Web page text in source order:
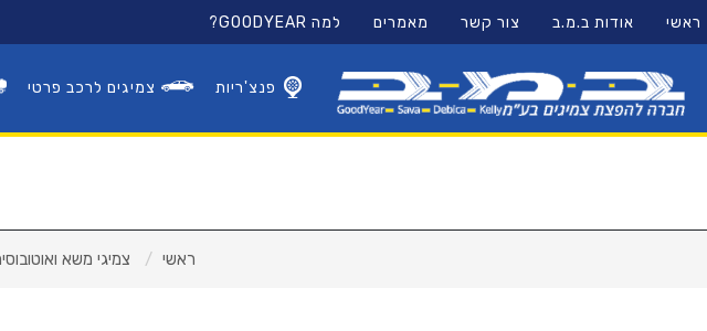
11
12
13
×
ראשי אודות ב.מ.ב צור קשר מאמרים למה GOODYEAR?
פנצ'ריות צמיגים לרכב פרטי
ראשי צמיגי משא